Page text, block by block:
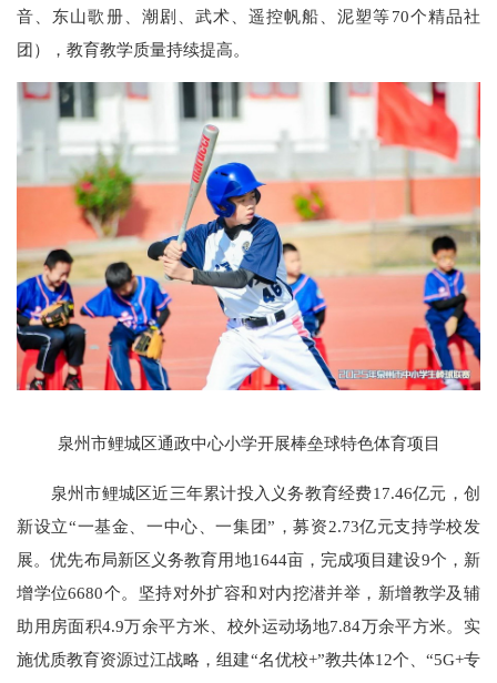
音、东山歌册、潮剧、武术、遥控帆船、泥塑等70个精品社
团），教育教学质量持续提高。
泉州市鲤城区通政中心小学开展棒垒球特色体育项目
泉州市鲤城区近三年累计投入义务教育经费17.46亿元，创
新设立“一基金、一中心、一集团”，募资2.73亿元支持学校发
展。优先布局新区义务教育用地1644亩，完成项目建设9个，新
增学位6680个。坚持对外扩容和对内挖潜并举，新增教学及辅
助用房面积4.9万余平方米、校外运动场地7.84万余平方米。实
施优质教育资源过江战略，组建“名优校+”教共体12个、“5G+专